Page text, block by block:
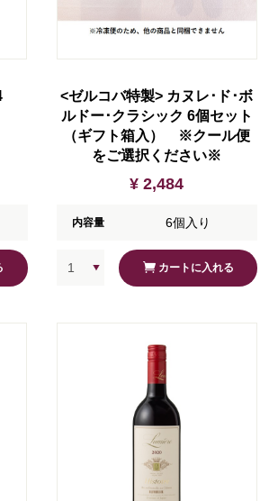
<ゼルコバ特製> カヌレ･ド･ボ
ルドー･クラシック 6個セット
（ギフト箱入） ※クール便
をご選択ください※
¥ 2,484
内容量 6個入り
カートに入れる